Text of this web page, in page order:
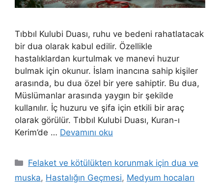
Tıbbıl Kulubi Duası, ruhu ve bedeni rahatlatacak
bir dua olarak kabul edilir. Özellikle
hastalıklardan kurtulmak ve manevi huzur
bulmak için okunur. İslam inancına sahip kişiler
arasında, bu dua özel bir yere sahiptir. Bu dua,
Müslümanlar arasında yaygın bir şekilde
kullanılır. İç huzuru ve şifa için etkili bir araç
olarak görülür. Tıbbıl Kulubi Duası, Kuran-ı
Kerim’de … Devamını oku
Felaket ve kötülükten korunmak için dua ve
muska, Hastalığın Geçmesi, Medyum hocaları